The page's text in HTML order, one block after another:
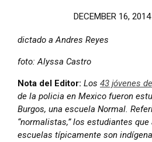
DECEMBER 16,
dictado a Andres Reyes
foto: Alyssa Castro
Nota del Editor: Los 43 jóvenes
de la policia en Mexico fueron
Burgos, una escuela Normal.
“normalistas,” los estudiantes
escuelas típicamente son